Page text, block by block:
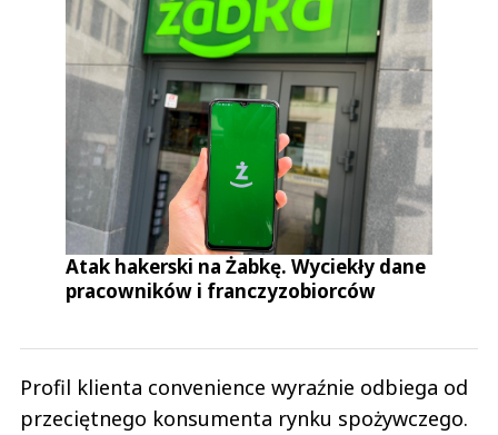
Atak hakerski na Żabkę. Wyciekły dane
pracowników i franczyzobiorców
Profil klienta convenience wyraźnie odbiega od
przeciętnego konsumenta rynku spożywczego.